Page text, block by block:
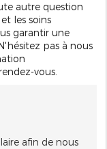
autre question
les soins
garantir une
pas à nous
vous.
afin de nous